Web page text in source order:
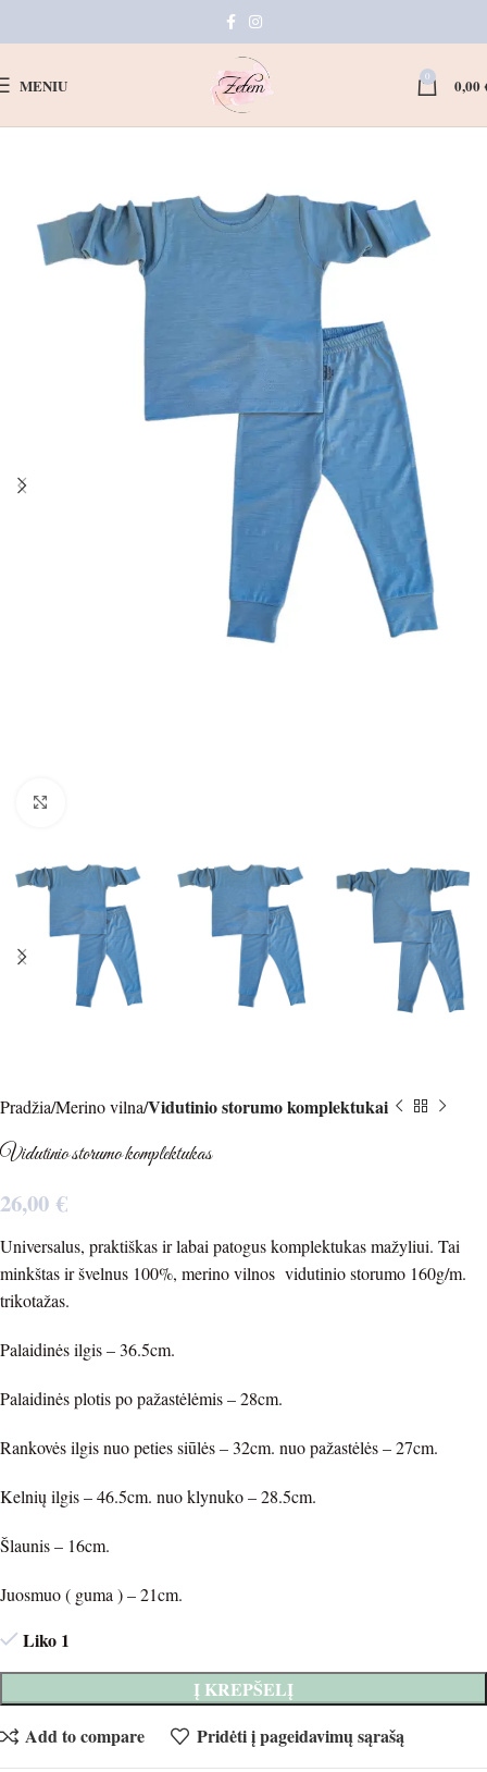
MENIU 0 0,00
Pradžia Merino vilna Vidutinio storumo komplektukai
Vidutinio storumo komplektukas
26,00€
Universalus, praktiškas ir labai patogus komplektukas mažyliui. Tai
minkštas ir švelnus 100%, merino vilnos vidutinio storumo 160g/m.
trikotažas.
Palaidinės ilgis – 36.5cm.
Palaidinės plotis po pažastėlėmis – 28cm.
Rankovės ilgis nuo peties siūlės – 32cm. nuo pažastėlės – 27cm.
Kelnių ilgis – 46.5cm. nuo klynuko – 28.5cm.
Šlaunis – 16cm.
Juosmuo ( guma ) – 21cm.
Liko 1
Į KREPŠELĮ
Add to compare
Pridėti į pageidavimų sąrašą